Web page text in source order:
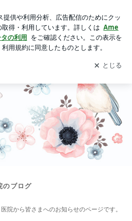
ブログの更新通知
を受け取りまし
開く
のブログ
院から皆さまへのお知らせのページです。